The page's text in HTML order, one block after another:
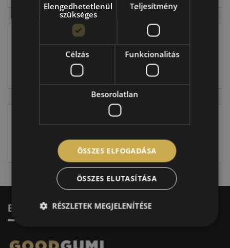
EU-s abroncscímke
Figyelem a feltüntetett címke adatok tájékoztató
címkével ellátott abroncs kerül kiszállításra.
Elérhetőség
Elengedhetetlenül
szükséges
Teljesítmény
Célzás Funkcionalitás
Besorolatlan
ÖSSZES ELFOGADÁSA
ÖSSZES ELUTASÍTÁSA
RÉSZLETEK MEGJELENÍTÉSE